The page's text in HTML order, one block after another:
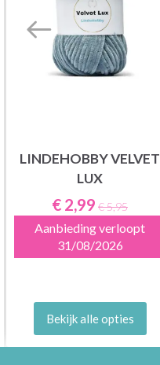
LINDEHOBBY VELVET
LUX
€ 2,99 € 5,95
Aanbieding verloopt
31/08/2026
Bekijk alle opties